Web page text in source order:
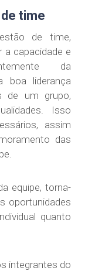
time
de time,
a capacidade e
da
boa liderança
de um grupo,
Isso
assim
das
equipe, torna-
oportunidades
quanto
integrantes do